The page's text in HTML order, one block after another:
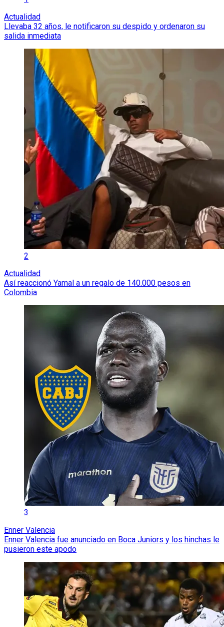
Actualidad
Llevaba 32 años, le notificaron su despido y ordenaron su
salida inmediata
2
Actualidad
Así reaccionó Yamal a un regalo de 140.000 pesos en
Colombia
3
Enner Valencia
Enner Valencia fue anunciado en Boca Juniors y los hinchas le
pusieron este apodo